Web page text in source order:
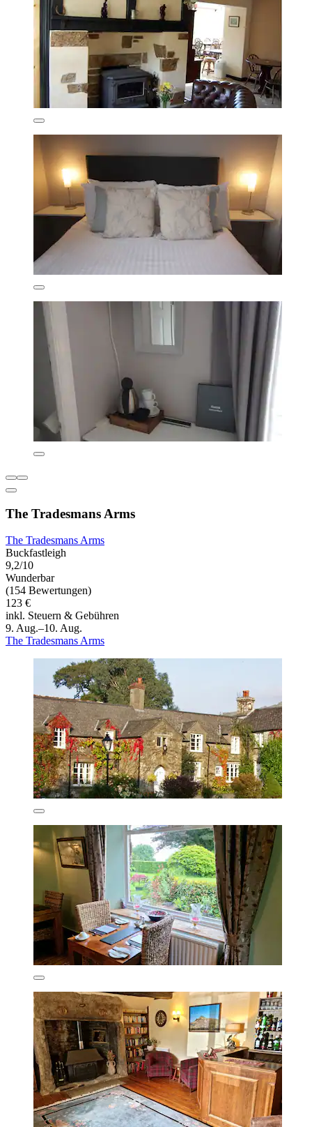
The Tradesmans Arms
The Tradesmans Arms
Buckfastleigh
9,2/10
Wunderbar
(154 Bewertungen)
123 €
inkl. Steuern & Gebühren
9. Aug.–10. Aug.
The Tradesmans Arms